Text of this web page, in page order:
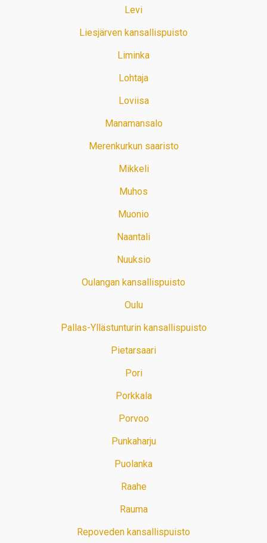
Levi
Liesjärven kansallispuisto
Liminka
Lohtaja
Loviisa
Manamansalo
Merenkurkun saaristo
Mikkeli
Muhos
Muonio
Naantali
Nuuksio
Oulangan kansallispuisto
Oulu
Pallas-Yllästunturin kansallispuisto
Pietarsaari
Pori
Porkkala
Porvoo
Punkaharju
Puolanka
Raahe
Rauma
Repoveden kansallispuisto